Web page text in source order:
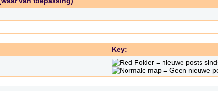
Key:
= nieuwe posts
= Geen nieuwe